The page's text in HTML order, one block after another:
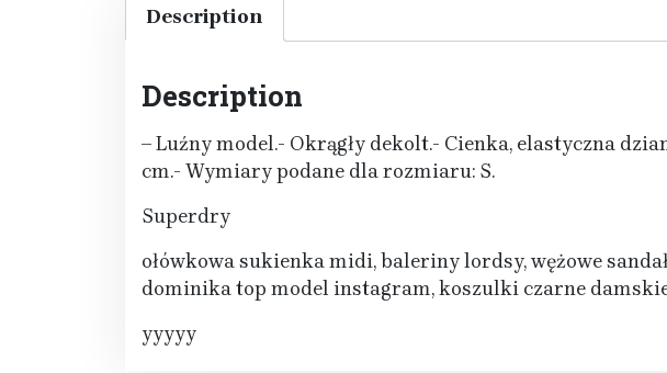
Description
Description
– Luźny model.- Okrągły dekolt.- Cienka, elastyczna
cm.- Wymiary podane dla rozmiaru: S.
Superdry
ołówkowa sukienka midi, baleriny lordsy, wężowe
dominika top model instagram, koszulki czarne
yyyyy